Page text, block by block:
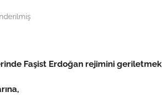
k
Faşist Erdoğan rejimini